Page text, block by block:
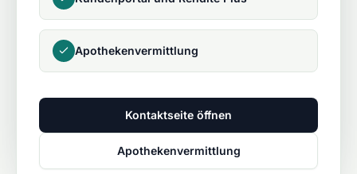
Apothekenvermittlung
Kontaktseite öffnen
Apothekenvermittlung